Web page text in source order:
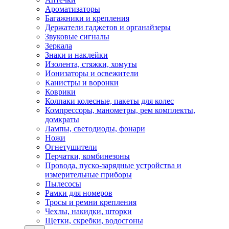
Ароматизаторы
Багажники и крепления
Держатели гаджетов и органайзеры
Звуковые сигналы
Зеркала
Знаки и наклейки
Изолента, стяжки, хомуты
Ионизаторы и освежители
Канистры и воронки
Коврики
Колпаки колесные, пакеты для колес
Компрессоры, манометры, рем комплекты,
домкраты
Лампы, светодиоды, фонари
Ножи
Огнетушители
Перчатки, комбинезоны
Провода, пуско-зарядные устройства и
измерительные приборы
Пылесосы
Рамки для номеров
Тросы и ремни крепления
Чехлы, накидки, шторки
Щетки, скребки, водосгоны